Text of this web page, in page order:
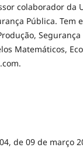
colaborador da
Pública. Tem
Matemáticos,
de 09 de março